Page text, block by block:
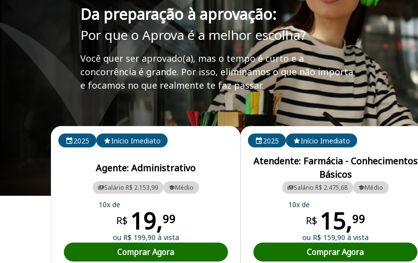
Da preparação à aprovação:
Por que o Aprova é a melhor escolha?
Você quer ser aprovado(a), mas o tempo é curto e a
concorrência é grande. Por isso, eliminamos o que não importa
e focamos no que realmente te faz passar.
Curso Preparatório para o Concurso Francisco Beltrão/PR - Prefeitura Municipal
Cursos em destaque para passar no concurso
2025
Início Imediato
Agente: Administrativo
Salário R$ 2.153,99 Médio
10x de
R$ 19,99
ou R$ 199,90 à vista
Comprar Agora
2025 Início Imediato
Atendente: Farmácia - Conhecimentos
Básicos
Salário R$ 2.475,68 Médio
10x de
R$ 15,99
ou R$ 159,90 à vista
Comprar Agora